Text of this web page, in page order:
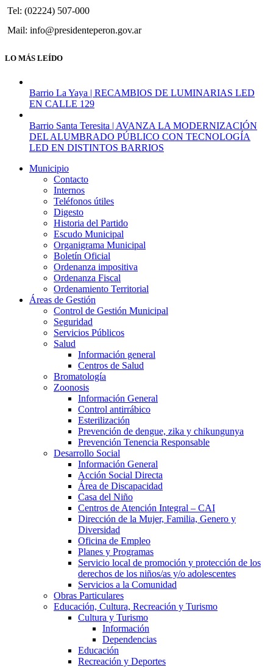
Tel: (02224) 507-000
Mail: info@presidenteperon.gov.ar
LO MÁS LEÍDO
Barrio La Yaya | RECAMBIOS DE LUMINARIAS LED
EN CALLE 129
Barrio Santa Teresita | AVANZA LA MODERNIZACIÓN
DEL ALUMBRADO PÚBLICO CON TECNOLOGÍA
LED EN DISTINTOS BARRIOS
Municipio
Contacto
Internos
Teléfonos útiles
Digesto
Historia del Partido
Escudo Municipal
Organigrama Municipal
Boletín Oficial
Ordenanza impositiva
Ordenanza Fiscal
Ordenamiento Territorial
Áreas de Gestión
Control de Gestión Municipal
Seguridad
Servicios Públicos
Salud
Información general
Centros de Salud
Bromatología
Zoonosis
Información General
Control antirrábico
Esterilización
Prevención de dengue, zika y chikungunya
Prevención Tenencia Responsable
Desarrollo Social
Información General
Acción Social Directa
Área de Discapacidad
Casa del Niño
Centros de Atención Integral – CAI
Dirección de la Mujer, Familia, Genero y
Diversidad
Oficina de Empleo
Planes y Programas
Servicio local de promoción y protección de los
derechos de los niños/as y/o adolescentes
Servicios a la Comunidad
Obras Particulares
Educación, Cultura, Recreación y Turismo
Cultura y Turismo
Información
Dependencias
Educación
Recreación y Deportes